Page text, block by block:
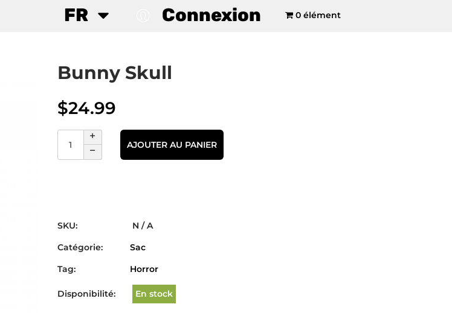
FR Connexion 0 élément
Bunny Skull
$24.99
AJOUTER AU PANIER
SKU:
N / A
Catégorie:
Sac
Tag:
Horror
Disponibilité: En stock